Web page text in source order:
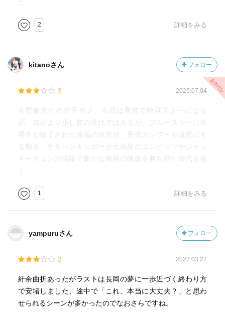
た。
2 詳細をみる
kitanoさん フォロー
3 2025.07.04
今野敏先生の空手モノ、今回は香港で映画スターになる
話、自分より少し前の世代ではあるが、ブルースリーに世
界中が魅了された途端の喪失感、香港カンフーを流星にす
る動き、サモハンキンポーが七福星のユンピョウやジャッ
キーチェンの活躍で新たな映画の隆盛を勝ち得た時代を描
く
1 詳細をみる
yampuruさん フォロー
3 2022.03.27
紆余曲折あったがラストは長岡の夢に一歩近づく終わり方
で安堵しました、途中で「これ、本当に大丈夫？」と思わ
せられるシーンが多かったのでなおさらですね。